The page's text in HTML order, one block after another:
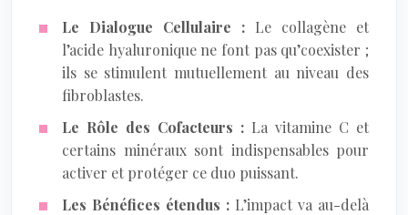
Le Dialogue Cellulaire : Le collagène et
l’acide hyaluronique ne font pas qu’coexister ;
ils se stimulent mutuellement au niveau des
fibroblastes.
Le Rôle des Cofacteurs : La vitamine C et
certains minéraux sont indispensables pour
activer et protéger ce duo puissant.
Les Bénéfices étendus : L’impact va au-delà